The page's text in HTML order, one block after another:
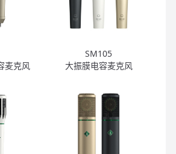
麦克风
SM105
大振膜电容麦克风